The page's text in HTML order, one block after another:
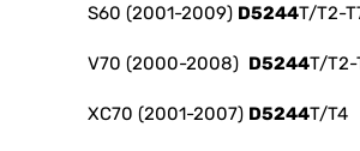
S60 (2001-2009) D5244T/T2-
V70 (2000-2008) D5244T/T2-
XC70 (2001-2007) D5244T/T4